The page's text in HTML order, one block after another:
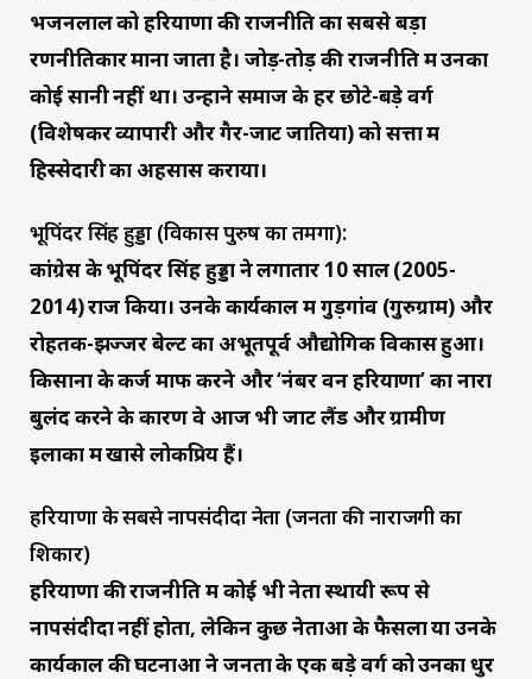
भजनलाल को हरियाणा की राजनीति का सबसे बड़ा
रणनीतिकार माना जाता है। जोड़-तोड़ की राजनीति में उनका
कोई सानी नहीं था। उन्होंने समाज के हर छोटे-बड़े वर्ग
(विशेषकर व्यापारी और गैर-जाट जातियों) को सत्ता में
हिस्सेदारी का अहसास कराया।
भूपिंदर सिंह हुड्डा (विकास पुरुष का तमगा):
कांग्रेस के भूपिंदर सिंह हुड्डा ने लगातार 10 साल (2005-
2014) राज किया। उनके कार्यकाल में गुड़गांव (गुरुग्राम) और
रोहतक-झज्जर बेल्ट का अभूतपूर्व औद्योगिक विकास हुआ।
किसानों के कर्ज माफ करने और ‘नंबर वन हरियाणा’ का नारा
बुलंद करने के कारण वे आज भी जाट लैंड और ग्रामीण
इलाकों में खासे लोकप्रिय हैं।
हरियाणा के सबसे नापसंदीदा नेता (जनता की नाराजगी का
शिकार)
हरियाणा की राजनीति में कोई भी नेता स्थायी रूप से
नापसंदीदा नहीं होता, लेकिन कुछ नेताओं के फैसलों या उनके
कार्यकाल की घटनाओं ने जनता के एक बड़े वर्ग को उनका धुर